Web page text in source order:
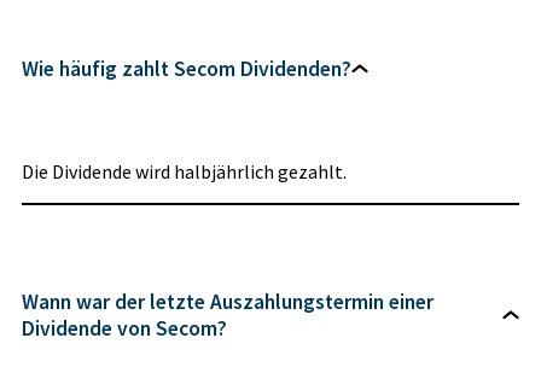
Wie häufig zahlt Secom Dividenden?
Die Dividende wird halbjährlich gezahlt.
Wann war der letzte Auszahlungstermin einer
Dividende von Secom?